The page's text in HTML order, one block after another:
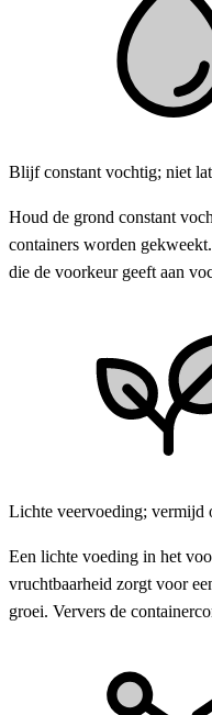
Blijf constant vochtig; niet
Houd de grond constant
containers worden
die de voorkeur geeft aan
Lichte veervoeding; vermijd
Een lichte voeding in het
vruchtbaarheid zorgt voor
groei. Ververs de